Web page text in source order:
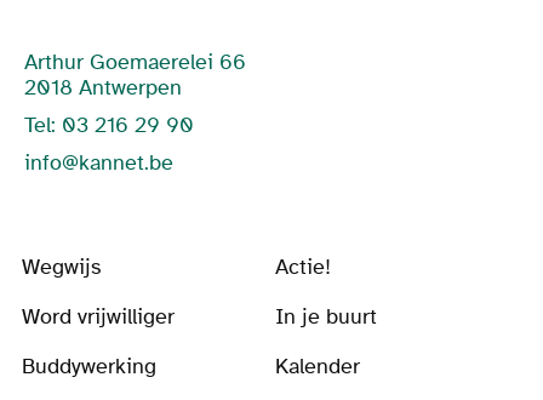
Arthur Goemaerelei 66
2018 Antwerpen
Tel: 03 216 29 90
info@kannet.be
Wegwijs
Actie!
Word vrijwilliger
In je buurt
Buddywerking
Kalender